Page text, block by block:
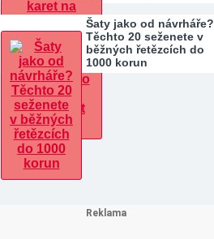
Šaty jako od návrháře?
Těchto 20 seženete v
běžných řetězcích do
1000 korun